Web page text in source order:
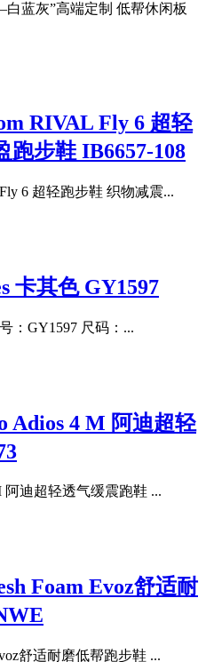
蓝灰”高端定制 低帮休闲板
RIVAL Fly 6 超轻
跑步鞋 IB6657-108
6 超轻跑步鞋 织物减震...
卡其色 GY1597
：GY1597 尺码：...
Adios 4 M 阿迪超轻
阿迪超轻透气缓震跑鞋 ...
Foam Evoz舒适耐
舒适耐磨低帮跑步鞋 ...